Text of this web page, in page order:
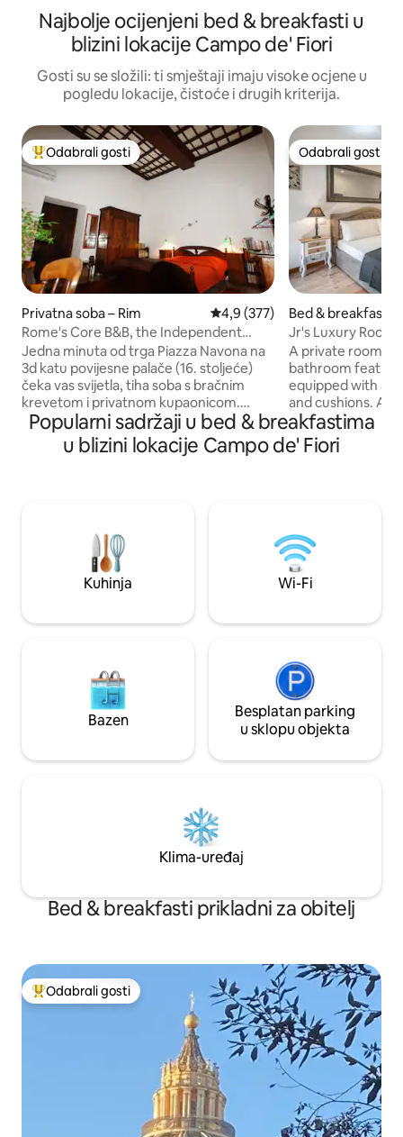
Najbolje ocijenjeni bed & breakfasti u
blizini lokacije Campo de' Fiori
Gosti su se složili: ti smještaji imaju visoke ocjene u
pogledu lokacije, čistoće i drugih kriterija.
Među najviše rangiranima s oznakom „Odabrali gosti”
Odabrali gosti
Privatna soba – Rim Prosječna ocjena: 4,9/5,
4,9 (377)
Rome's Core B&B, the Independent
Room "in Centro"
Jedna minuta od trga Piazza Navona na
3d katu povijesne palače (16. stoljeće)
čeka vas svijetla, tiha soba s bračnim
krevetom i privatnom kupaonicom.
Gosti imaju potpunu privatnost. Nema
dizala, televizora ni kuhinje. Napomena o
razlozima koronavirusa (Covid-19): naš
Odabrali gosti
Odabrali gosti
Bed & breakfasti –
Jr's Luxury
102
A private room
bathroom
equipped with a
and cushions. Air
fresh air in the
the winter. The
TV, enabling
Popularni sadržaji u bed & breakfastima
u blizini lokacije Campo de' Fiori
Kuhinja Wi-Fi
Bazen
Besplatan parking
u sklopu objekta
Klima-uređaj
Bed & breakfasti prikladni za obitelj
Među najviše rangiranima s oznakom „Odabrali gosti”
Odabrali gosti